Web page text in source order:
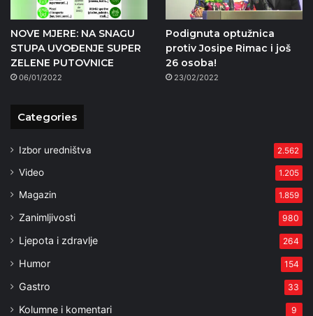
NOVE MJERE: NA SNAGU
STUPA UVOĐENJE SUPER
ZELENE PUTOVNICE
06/01/2022
Podignuta optužnica
protiv Josipe Rimac i još
26 osoba!
23/02/2022
Categories
Izbor uredništva 2.562
Video 1.205
Magazin 1.859
Zanimljivosti 980
Ljepota i zdravlje 264
Humor 154
Gastro 33
Kolumne i komentari 9